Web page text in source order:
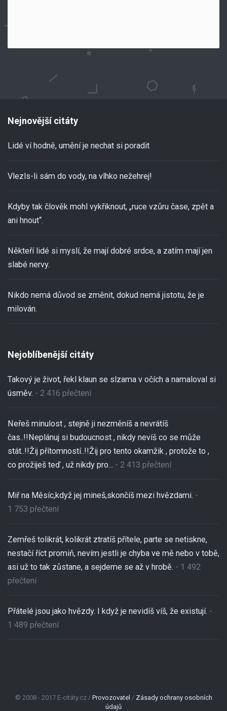
Nejnovější citáty
Lidé ví hodně, umění je nechat si poradit
Vlezls-li sám do vody, na vlhko nežehrej!
Kdyby tak člověk mohl vykřiknout, „ruce vzůru čase, zpět a
ani hnout“.
Někteří lidé si myslí, že mají dobré srdce, a zatím mají jen
slabé nervy.
Nikdo nemá důvod se změnit, dokud nemá jistotu, že je
milován.
Nejoblíbenější citáty
Takový je život, řekl klaun se slzama v očích a namaloval si
úsměv. - 2 416 přečtení
Neřeš minulost , stejně ji nezměníš a nevrátíš
čas..!!Neplánuj si budoucnost , nikdy nevíš co se může
stát..!!Žij přítomností..!!Žij pro tento okamžik , protože to ,
co prožiješ teď , už nikdy pro... - 2 413 přečtení
Miř na Měsíc,když jej mineš,skončíš mezi hvězdami. -
1 753 přečtení
Zemřeš tolikrát, kolikrát ztratíš přítele, parte se netiskne,
nestačí říct promiň, nevím jestli je chyba ve mě nebo v tobě,
asi už to tak zůstane, a sejdeme se až v hrobě. - 1 492
přečtení
Přátelé jsou jako hvězdy. I když je nevidíš víš, že existují. -
1 489 přečtení
© 2008 - 2017 E-citáty.cz / Provozovatel / Zásady ochrany osobních
údajů